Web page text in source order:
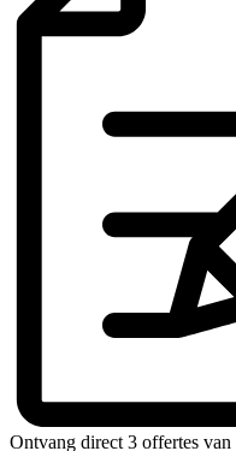
Ontvang direct 3 offertes